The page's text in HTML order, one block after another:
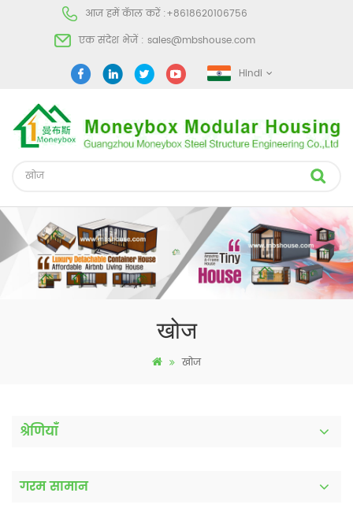
आज हमें कॅाल करें :+8618620106756
एक संदेश भेजें : sales@mbshouse.com
Hindi
खोज
खोज
श्रेणियाँ
गरम सामान